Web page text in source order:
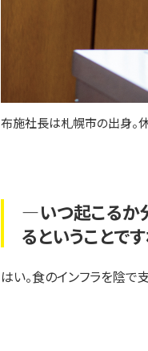
布施社長は札幌市の出身。
―いつ起こるか
るということです
はい。食のインフラを陰で